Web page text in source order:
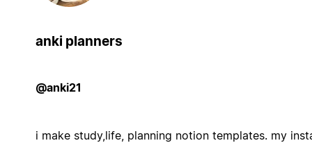
anki planners
@anki21
i make study,life, planning notion templates. my